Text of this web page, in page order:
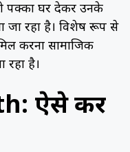
पक्का घर देकर उनके
जा रहा है। विशेष रूप से
करना सामाजिक
रहा है।
ऐसे कर